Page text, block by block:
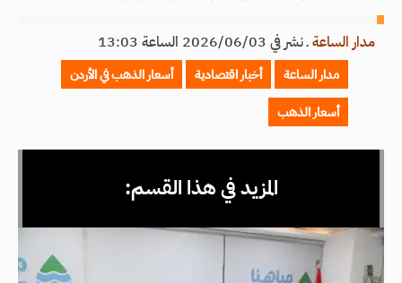
مدار الساعةـنشر في 2026/06/03 الساعة 13:03
مدار الساعة أخبار اقتصادية
أسعار الذهب في الأردن
أسعار الذهب
المزيد في هذا القسم: